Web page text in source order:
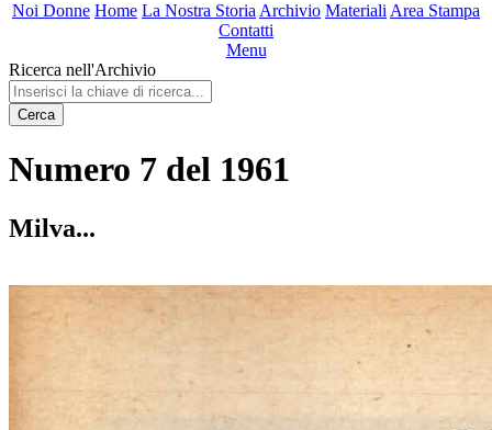
Noi Donne Home La Nostra Storia Archivio Materiali Area Stampa
Contatti
Menu
Ricerca nell'Archivio
Cerca
Numero 7 del 1961
Milva...